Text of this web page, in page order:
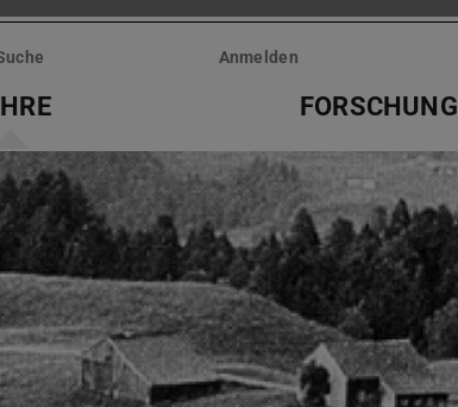
Anmelden
FORSCHUNG